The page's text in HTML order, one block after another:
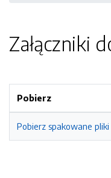
Załączniki
Pobierz
Pobierz spakowane pliki